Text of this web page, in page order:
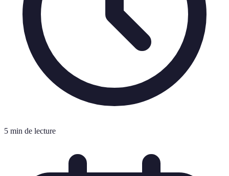
5 min de lecture